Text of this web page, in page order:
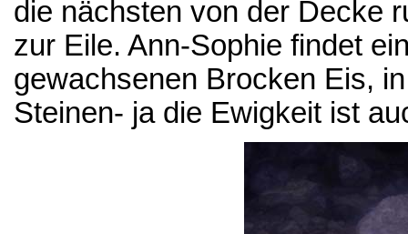
die nächsten von der Decke
zur Eile. Ann-Sophie findet
gewachsenen Brocken Eis,
Steinen- ja die Ewigkeit ist